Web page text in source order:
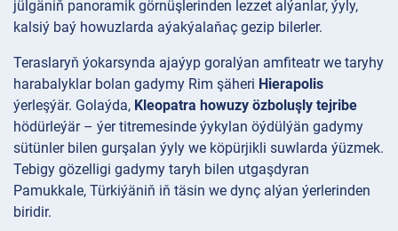
jülgäniň panoramik görnüşlerinden lezzet alýanlar, ýyly,
kalsiý baý howuzlarda aýakýalaňaç gezip bilerler.
Teraslaryň ýokarsynda ajaýyp goralýan amfiteatr we taryhy
harabalyklar bolan gadymy Rim şäheri Hierapolis
ýerleşýär. Golaýda, Kleopatra howuzy özboluşly tejribe
hödürleýär – ýer titremesinde ýykylan öýdülýän gadymy
sütünler bilen gurşalan ýyly we köpürjikli suwlarda ýüzmek.
Tebigy gözelligi gadymy taryh bilen utgaşdyran
Pamukkale, Türkiýäniň iň täsin we dynç alýan ýerlerinden
biridir.